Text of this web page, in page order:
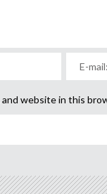
and website in this